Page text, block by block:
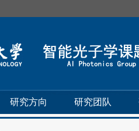
研究方向 研究团队